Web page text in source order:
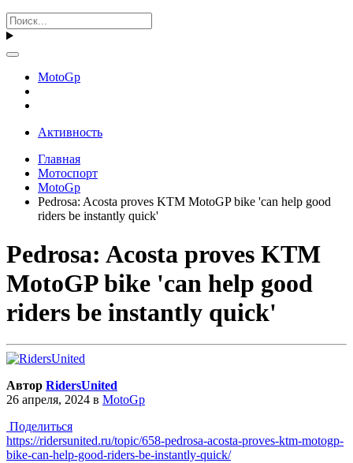
MotoGp
Активность
Главная
Мотоспорт
MotoGp
Pedrosa: Acosta proves KTM MotoGP bike 'can help good
riders be instantly quick'
Pedrosa: Acosta proves KTM
MotoGP bike 'can help good
riders be instantly quick'
Автор RidersUnited
26 апреля, 2024 в MotoGp
Поделиться
https://ridersunited.ru/topic/658-pedrosa-acosta-proves-ktm-motogp-
bike-can-help-good-riders-be-instantly-quick/